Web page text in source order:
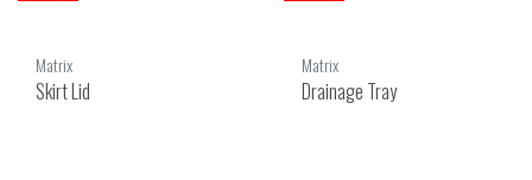
Matrix
Skirt Lid
Matrix
Drainage Tray